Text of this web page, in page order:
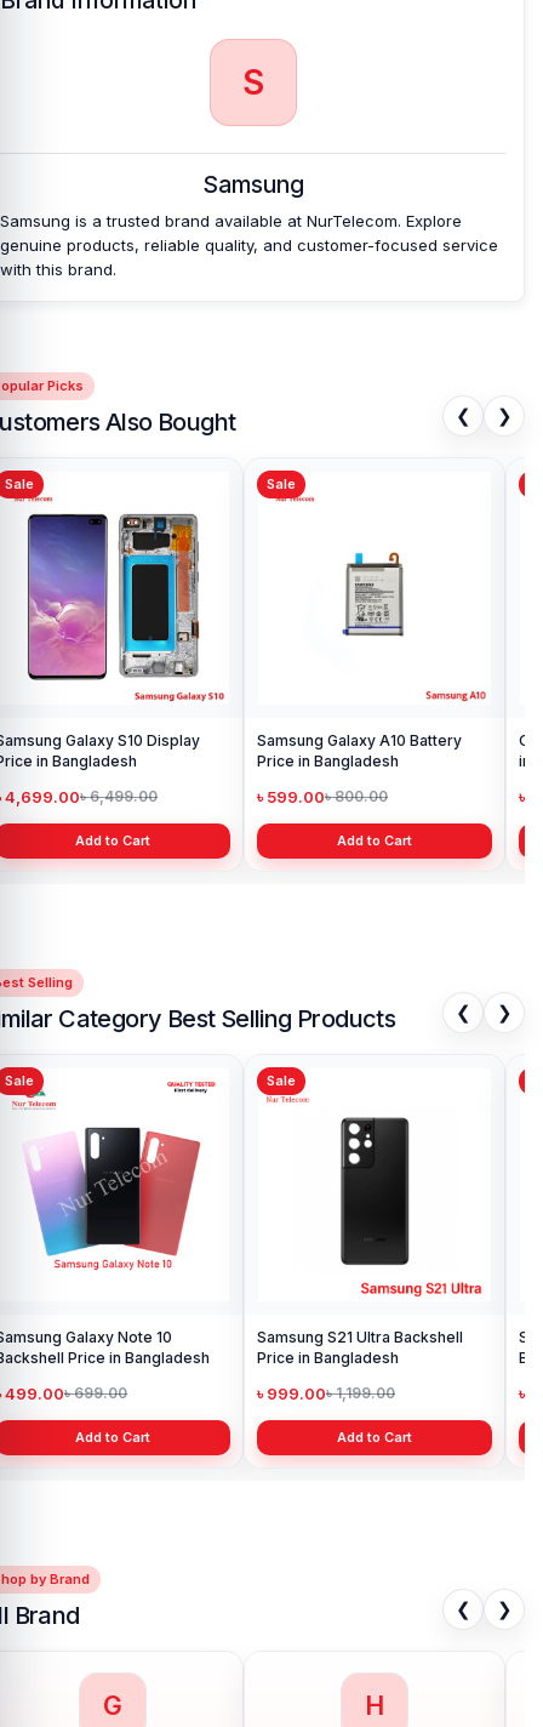
S
Samsung
Samsung is a trusted brand available at NurTelecom. Explore
genuine products, reliable quality, and customer-focused service
with this brand.
Picks
Also Bought ❮ ❯
Sale
Galaxy S10 Display
in Bangladesh
4,699.00৳ 6,499.00
Add to Cart
Sale
Samsung Galaxy A10 Battery
Price in Bangladesh
৳ 599.00৳ 800.00
Add to Cart
in
৳
Selling
Category Best Selling Products ❮ ❯
Sale
Galaxy Note 10
Price in Bangladesh
499.00৳ 699.00
Add to Cart
Sale
Samsung S21 Ultra Backshell
Price in Bangladesh
৳ 999.00৳ 1,199.00
Add to Cart
৳
by Brand
Brand ❮ ❯
G H